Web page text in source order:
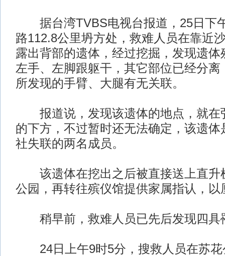
据台湾TVBS电视台报道，25日下
路112.8公里坍方处，救难人员在靠近
露出背部的遗体，经过挖掘，发现遗
左手、左脚跟躯干，其它部位已经分离
所发现的手臂、大腿有无关联。
报道说，发现该遗体的地点，就在
的下方，不过暂时还无法确定，该遗体
社失联的两名成员。
该遗体在挖出之后被直接送上直升
公园，再转往殡仪馆提供家属指认，以
稍早前，救难人员已先后发现四具
24日上午9时5分，搜救人员在苏花